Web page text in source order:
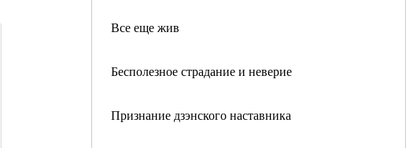
Все еще жив
Бесполезное страдание и неверие
Признание дзэнского наставника